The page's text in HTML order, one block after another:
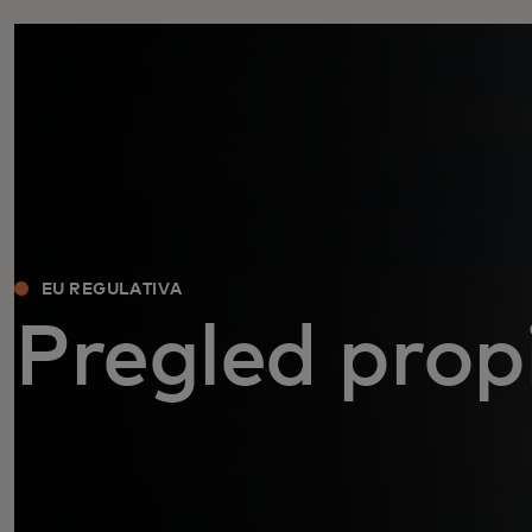
EU REGULATIVA
Pregled